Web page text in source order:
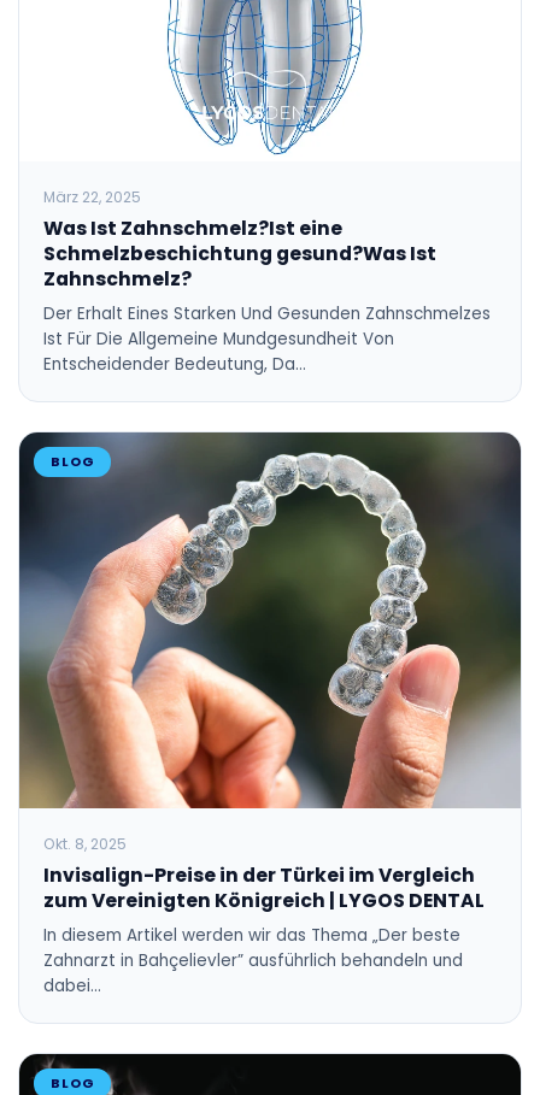
März 22, 2025
Was Ist Zahnschmelz?Ist eine
Schmelzbeschichtung gesund?Was Ist
Zahnschmelz?
Der Erhalt Eines Starken Und Gesunden Zahnschmelzes
Ist Für Die Allgemeine Mundgesundheit Von
Entscheidender Bedeutung, Da…
BLOG
Okt. 8, 2025
Invisalign-Preise in der Türkei im Vergleich
zum Vereinigten Königreich | LYGOS DENTAL
In diesem Artikel werden wir das Thema „Der beste
Zahnarzt in Bahçelievler” ausführlich behandeln und
dabei…
BLOG